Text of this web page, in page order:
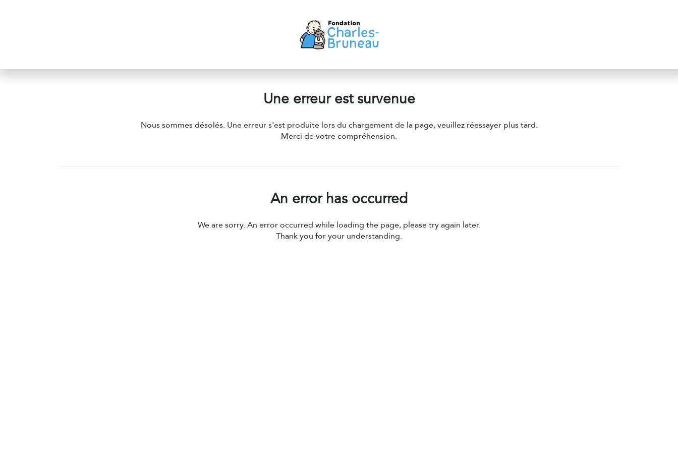
Une erreur est survenue
Nous sommes désolés. Une erreur s'est produite lors du chargement de la page, veuillez réessayer plus tard.
Merci de votre compréhension.
An error has occurred
We are sorry. An error occurred while loading the page, please try again later.
Thank you for your understanding.